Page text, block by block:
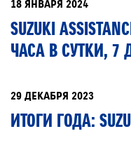
18 ЯНВАРЯ 2024
SUZUKI
ЧАСА В СУТКИ, 7
29 ДЕКАБРЯ 2023
ИТОГИ ГОДА: